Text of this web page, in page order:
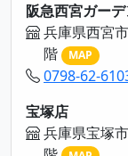
阪急西宮ガー
兵庫県西宮
階
MAP
0798-62-
宝塚店
兵庫県宝塚